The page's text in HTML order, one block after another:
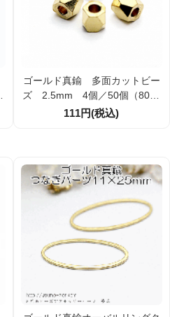
ゴールド真鍮 多面カットビー
ズ 2.5mm 4個／50個（8050
1634）
111円(税込)